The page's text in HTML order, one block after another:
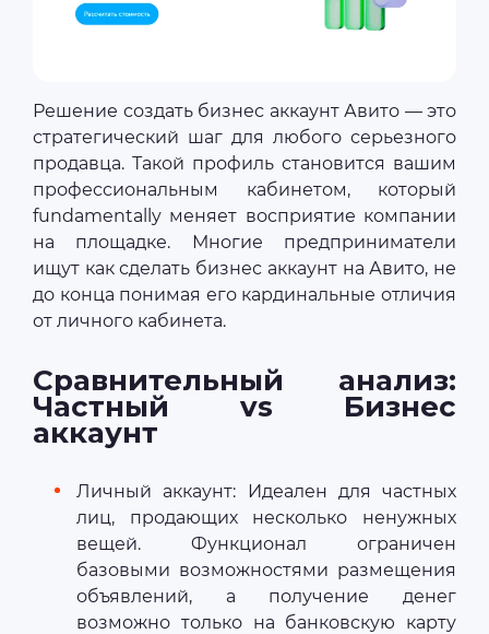
Решение создать бизнес аккаунт Авито — это
стратегический шаг для любого серьезного
продавца. Такой профиль становится вашим
профессиональным кабинетом, который
fundamentally меняет восприятие компании
на площадке. Многие предприниматели
ищут как сделать бизнес аккаунт на Авито, не
до конца понимая его кардинальные отличия
от личного кабинета.
Сравнительный анализ:
Частный vs Бизнес
аккаунт
Личный аккаунт: Идеален для частных
лиц, продающих несколько ненужных
вещей. Функционал ограничен
базовыми возможностями размещения
объявлений, а получение денег
возможно только на банковскую карту